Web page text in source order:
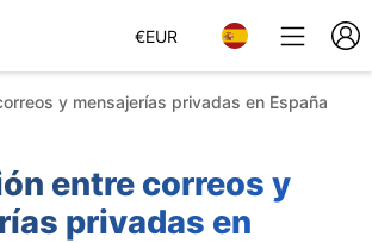
€EUR
y mensajerías privadas en España
entre correos y
privadas en